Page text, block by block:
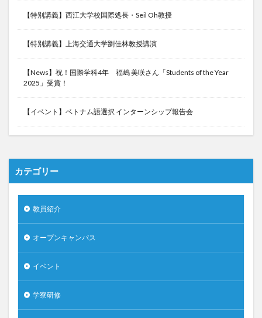
【特別講義】西江大学校国際処長・Seil Oh教授
【特別講義】上海交通大学劉佳林教授講演
【News】祝！国際学科4年 福嶋 美咲さん「Students of the Year
2025」受賞！
【イベント】ベトナム語選択 インターンシップ報告会
カテゴリー
教員紹介
オープンキャンパス
イベント
学寮研修